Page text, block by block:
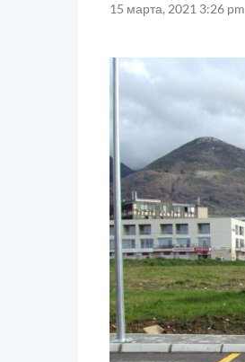
15 марта, 2021 3:26 pm